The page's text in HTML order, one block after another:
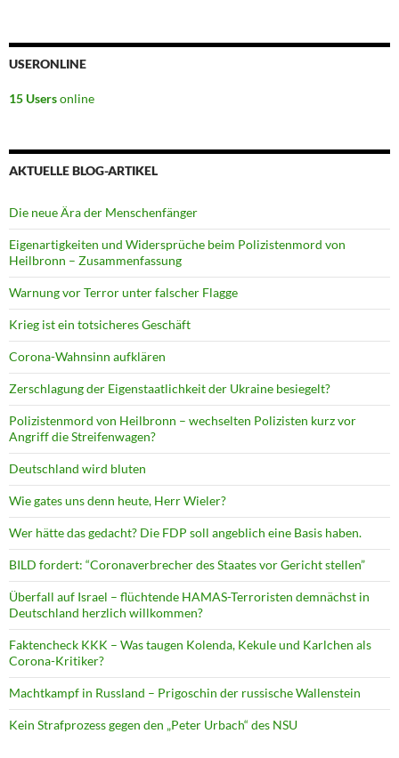
USERONLINE
15 Usersonline
AKTUELLE BLOG-ARTIKEL
Die neue Ära der Menschenfänger
Eigenartigkeiten und Widersprüche beim Polizistenmord von
Heilbronn – Zusammenfassung
Warnung vor Terror unter falscher Flagge
Krieg ist ein totsicheres Geschäft
Corona-Wahnsinn aufklären
Zerschlagung der Eigenstaatlichkeit der Ukraine besiegelt?
Polizistenmord von Heilbronn – wechselten Polizisten kurz vor
Angriff die Streifenwagen?
Deutschland wird bluten
Wie gates uns denn heute, Herr Wieler?
Wer hätte das gedacht? Die FDP soll angeblich eine Basis haben.
BILD fordert: “Coronaverbrecher des Staates vor Gericht stellen”
Überfall auf Israel – flüchtende HAMAS-Terroristen demnächst in
Deutschland herzlich willkommen?
Faktencheck KKK – Was taugen Kolenda, Kekule und Karlchen als
Corona-Kritiker?
Machtkampf in Russland – Prigoschin der russische Wallenstein
Kein Strafprozess gegen den „Peter Urbach“ des NSU